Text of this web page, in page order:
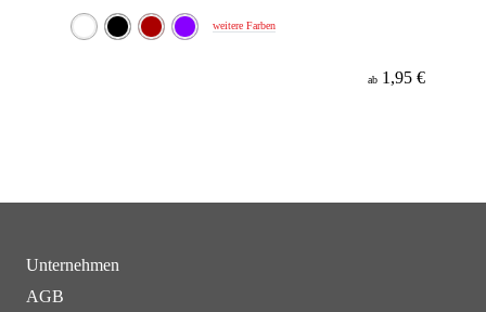
weitere Farben
ab 1,95 €
Unternehmen
AGB